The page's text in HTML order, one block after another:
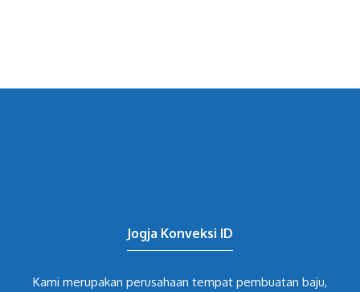
Jogja Konveksi ID
Kami merupakan perusahaan tempat pembuatan baju,